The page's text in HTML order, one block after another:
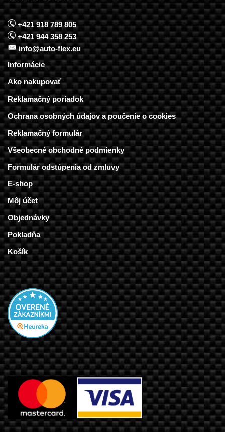
+421 918 789 805
+421 944 358 253
info@auto-flex.eu
Informácie
Ako nakupovať
Reklamačný poriadok
Ochrana osobných údajov a poučenie o cookies
Reklamačný formulár
Všeobecné obchodné podmienky
Formulár odstúpenia od zmluvy
E-shop
Môj účet
Objednávky
Pokladňa
Košík